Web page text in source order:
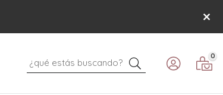
Mobiliario Paseo Verano
Buscar 0